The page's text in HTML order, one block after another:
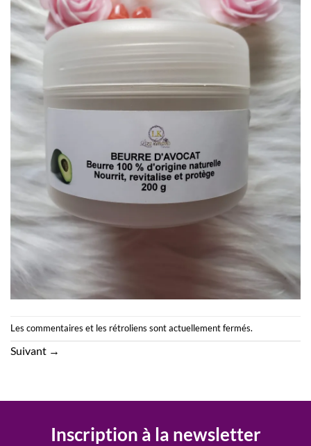
Les commentaires et les rétroliens sont actuellement fermés.
Suivant →
Inscription à la newsletter